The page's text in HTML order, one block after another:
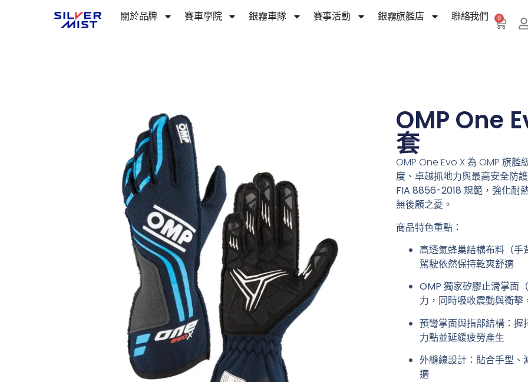
關於品牌​ 賽車學院 銀霧車隊 賽事活動 銀霧旗艦店 聯絡我們 0
OMP One
套
OMP One Evo X 為 OMP 旗艦
度、卓越抓地力與最高安全防護
FIA 8856-2018 規範，強化耐
無後顧之憂。
商品特色重點：
高透氣蜂巢結構布料（手
駕駛依然保持乾爽舒適
OMP 獨家矽膠止滑掌面
力，同時吸收震動與衝
預彎掌面與指部結構 ：
力點並延緩疲勞產生
外縫線設計 ：貼合手型
適